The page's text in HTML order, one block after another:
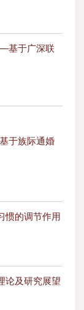
基于广深联
于族际通婚
惯的调节作用
论及研究展望